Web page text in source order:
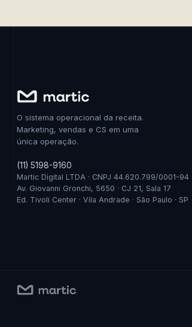
O sistema operacional da receita.
Marketing, vendas e CS em uma
única operação.
(11) 5198-9160
Martic Digital LTDA · CNPJ 44.620.799/0001-94
Av. Giovanni Gronchi, 5650 · CJ 21, Sala 17
Ed. Tivoli Center · Vila Andrade · São Paulo · SP